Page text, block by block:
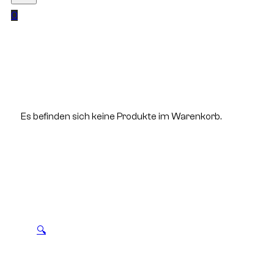
0
Es befinden sich keine Produkte im Warenkorb.
🔍